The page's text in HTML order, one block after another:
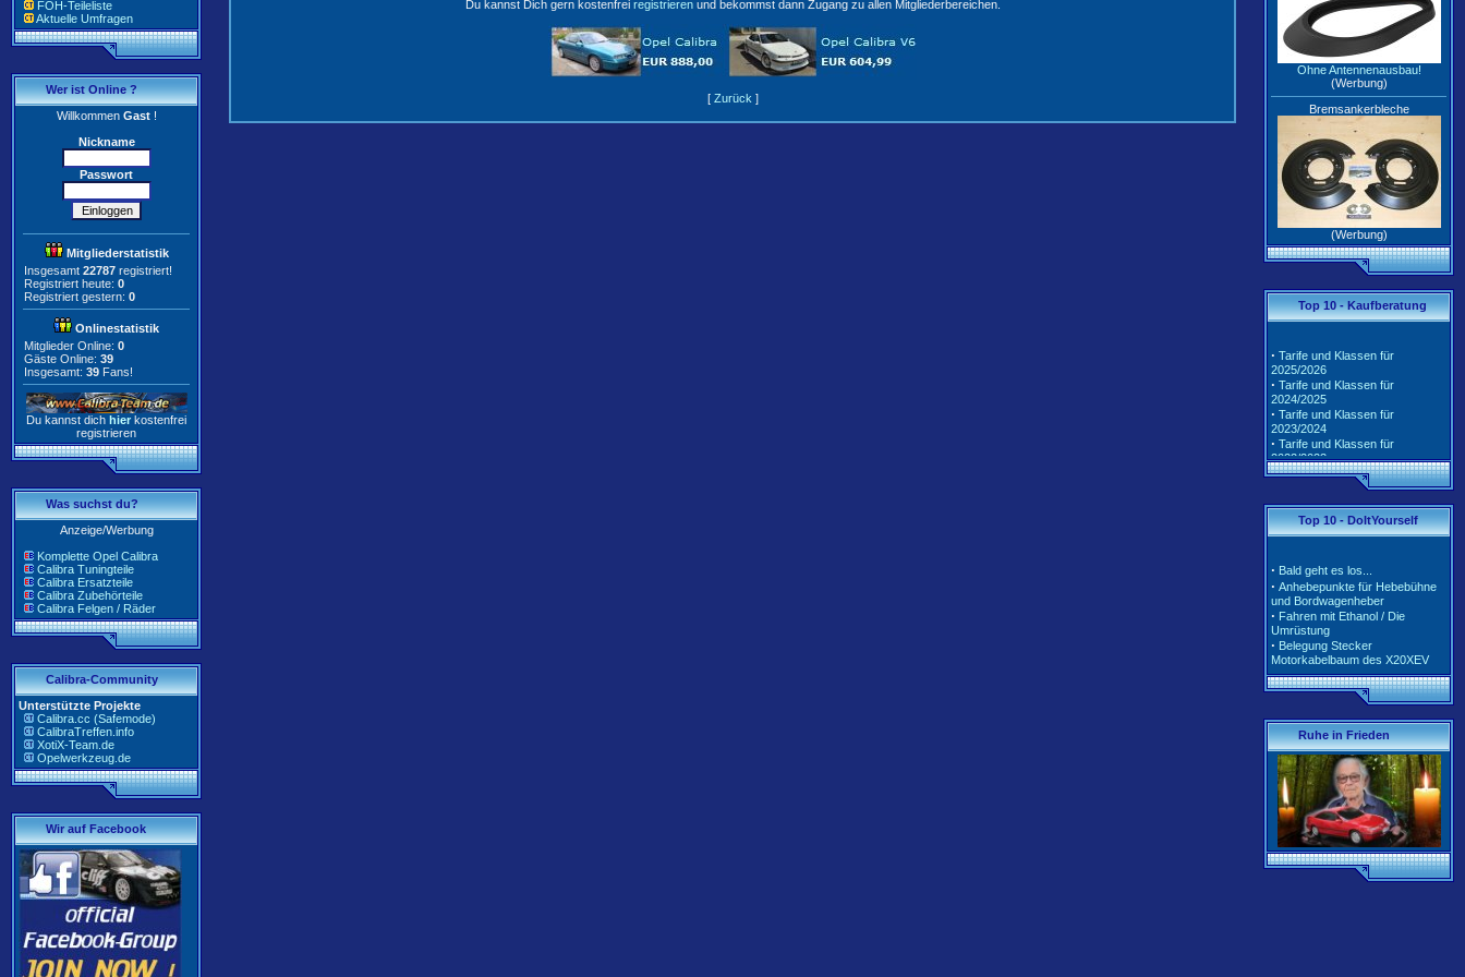
FOH-Teileliste
Aktuelle Umfragen
Wer ist Online ?
WillkommenGast!
Nickname
Passwort
Mitgliederstatistik
Insgesamt 22787 registriert!
Registriert heute: 0
Registriert gestern: 0
Onlinestatistik
Mitglieder Online: 0
Gäste Online: 39
Insgesamt: 39 Fans!
Du kannst dich hier kostenfrei
registrieren
Was suchst du?
Anzeige/Werbung
Komplette Opel Calibra
Calibra Tuningteile
Calibra Ersatzteile
Calibra Zubehörteile
Calibra Felgen / Räder
Calibra-Community
Unterstützte Projekte
Calibra.cc (Safemode)
CalibraTreffen.info
XotiX-Team.de
Opelwerkzeug.de
Wir auf Facebook
Du kannst Dich gern kostenfrei registrierenund bekommst dann Zugang zu allen Mitgliederbereichen.
[ Zurück ]
Ohne Antennenausbau!
(Werbung)
Bremsankerbleche
(Werbung)
Top 10 - Kaufberatung
2025/2026
· Tarife und Klassen für
2024/2025
· Tarife und Klassen für
2023/2024
· Tarife und Klassen für
2022/2023
· Tarife und Klassen für
2021/2022
· Tarife und Klassen für
2020/2021
· Tarife und Klassen für
· Tarife und Klassen für
2017/2018
· Unterschiedliche Software der
Motorsteuerung inkl. Teile-Nr.
Top 10 - DoItYourself
Anhebepunkte für Hebebühne
und Bordwagenheber
· Fahren mit Ethanol / Die
Umrüstung
· Belegung Stecker
Motorkabelbaum des X20XEV
· Radlagerwechsel an der
Calibra 4x4 - Hinterachse
· Gerissene Krümmer beim
X20XEV- Ursache und Abhilfe
· Klimaanlage - So wird richtig
befüllt
· Anleitung zum Ausbau der
Pendelstütze (Querlenker/Stabi-
Bereich)
Anleitung zum Umbau des
Lenkrads auf das Corsa-B-
Facelift Modell
Anleitung zur Beleuchtung des
Schiebedachschalters mit LED
Ruhe in Frieden